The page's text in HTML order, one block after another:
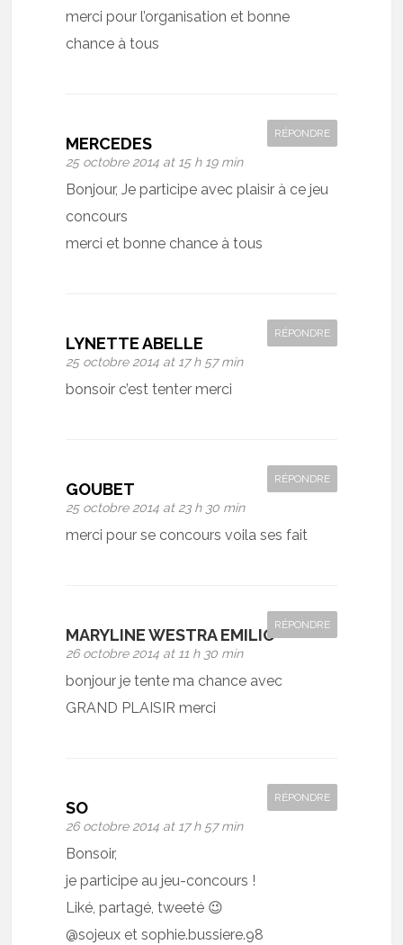
merci pour l’organisation et bonne
chance à tous
MERCEDES
25 octobre 2014 at 15 h 19 min
RÉPONDRE
Bonjour, Je participe avec plaisir à ce jeu
concours
merci et bonne chance à tous
LYNETTE ABELLE
25 octobre 2014 at 17 h 57 min
RÉPONDRE
bonsoir c’est tenter merci
GOUBET
25 octobre 2014 at 23 h 30 min
RÉPONDRE
merci pour se concours voila ses fait
MARYLINE WESTRA EMILIO
26 octobre 2014 at 11 h 30 min
RÉPONDRE
bonjour je tente ma chance avec
GRAND PLAISIR merci
SO
26 octobre 2014 at 17 h 57 min
RÉPONDRE
Bonsoir,
je participe au jeu-concours !
Liké, partagé, tweeté 😉
@sojeux et sophie.bussiere.98